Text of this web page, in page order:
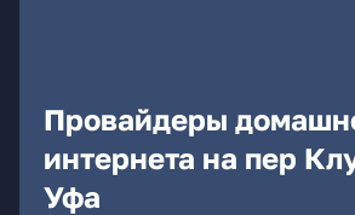
Провайдеры
интернета на пер
Уфа